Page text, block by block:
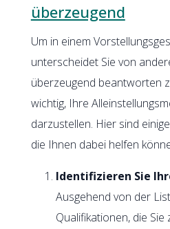
überzeugend
Um in einem
unterscheidet Sie von
überzeugend beantworten
wichtig, Ihre
darzustellen. Hier sind
die Ihnen dabei helfen
Identifizieren Sie
Ausgehend von der
Qualifikationen, die